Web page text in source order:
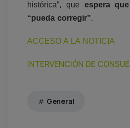
histórica”, que espera
“pueda corregir”.
ACCESO A LA NOTICIA
INTERVENCIÓN DE
General